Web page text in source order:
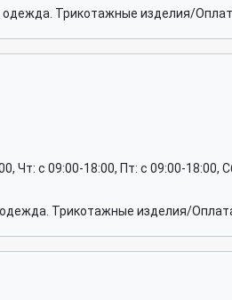
Трикотажные изделия/
Чт: c 09:00-18:00, Пт: c 09:00-18:00,
Трикотажные изделия/